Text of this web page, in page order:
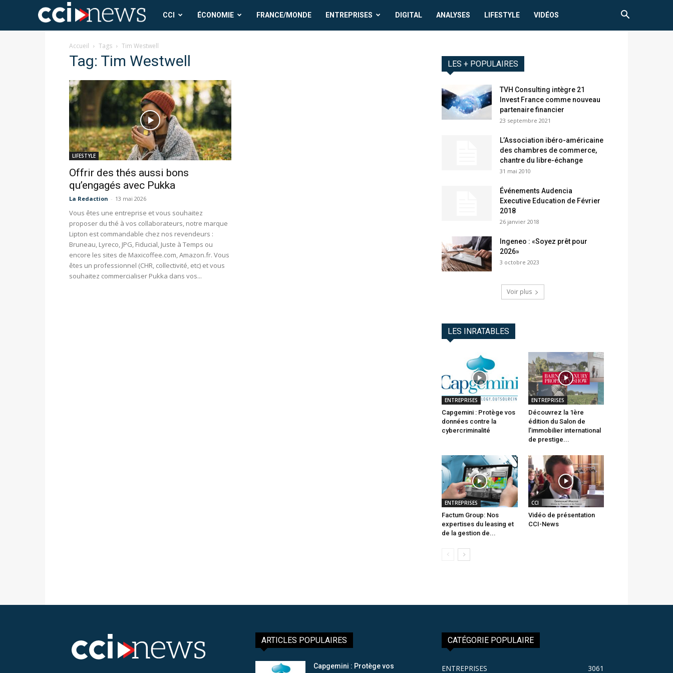
CCI
News
CCI ÉCONOMIE FRANCE/MONDE ENTREPRISES DIGITAL ANALYSES LIFESTYLE VIDÉOS
Accueil Tags Tim Westwell
Tag: Tim Westwell
LIFESTYLE
Offrir des thés aussi bons
qu’engagés avec Pukka
La Redaction - 13 mai 2026
Vous êtes une entreprise et vous souhaitez
proposer du thé à vos collaborateurs, notre marque
Lipton est commandable chez nos revendeurs :
Bruneau, Lyreco, JPG, Fiducial, Juste à Temps ou
encore les sites de Maxicoffee.com, Amazon.fr. Vous
êtes un professionnel (CHR, collectivité, etc) et vous
souhaitez commercialiser Pukka dans vos...
LES + POPULAIRES
TVH Consulting intègre 21
Invest France comme nouveau
partenaire financier
23 septembre 2021
L’Association ibéro-américaine
des chambres de commerce,
chantre du libre-échange
31 mai 2010
Événements Audencia
Executive Education de Février
2018
26 janvier 2018
Ingeneo : «Soyez prêt pour
2026»
3 octobre 2023
Voir plus
LES INRATABLES
ENTREPRISES
Capgemini : Protège vos
données contre la
cybercriminalité
ENTREPRISES
Découvrez la 1ère
édition du Salon de
l’immobilier international
de prestige...
ENTREPRISES
Factum Group: Nos
expertises du leasing et
de la gestion de...
CCI
Vidéo de présentation
CCI-News
ARTICLES POPULAIRES
Capgemini : Protège vos
CATÉGORIE POPULAIRE
ENTREPRISES 3061